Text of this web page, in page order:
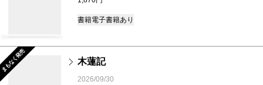
書籍電子書籍あり
まもなく発売 木蓮記
2026/09/30